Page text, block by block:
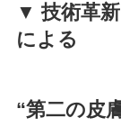
▼ 技術革
による
“第二の皮